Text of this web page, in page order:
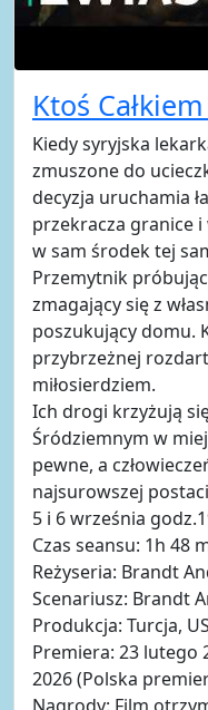
Ktoś
Kiedy syryjska
zmuszone do
decyzja uruchamia
przekracza granice
w sam środek tej
Przemytnik
zmagający się z
poszukujący domu.
przybrzeżnej
miłosierdziem.
Ich drogi krzyżują
Śródziemnym w
pewne, a
najsurowszej
5 i 6 września
Czas seansu: 1h 48
Reżyseria: Brandt
Scenariusz: Brandt
Produkcja: Turcja,
Premiera: 23 lutego
2026 (Polska